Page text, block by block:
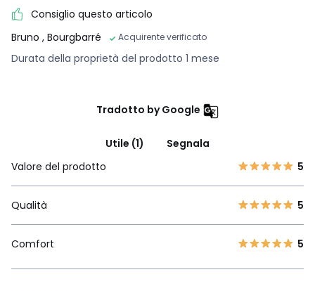
Consiglio questo articolo
Bruno , Bourgbarré Acquirente verificato
Durata della proprietà del prodotto 1 mese
Tradotto by Google
Utile (1)
Segnala
Valore del prodotto
5
Qualità 5
Comfort 5